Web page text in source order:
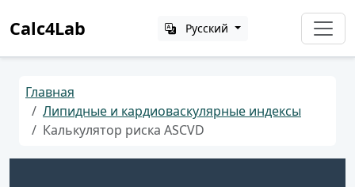
Calc4Lab Русский
Главная
Липидные и кардиоваскулярные индексы
Калькулятор риска ASCVD